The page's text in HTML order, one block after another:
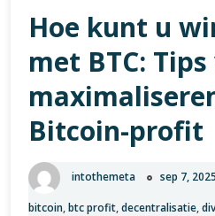
Hoe kunt u
met BTC:
Bitcoin-profit
intothemeta sep 7, 2025
bitcoin,btc profit,decentralisatie,